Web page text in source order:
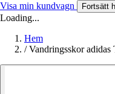
Visa min kundvagn Fortsätt
Loading...
Hem
/ Vandringsskor